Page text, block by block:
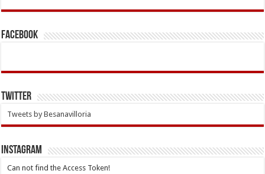
Facebook
Twitter
Tweets by Besanavilloria
INSTAGRAM
Can not find the Access Token!